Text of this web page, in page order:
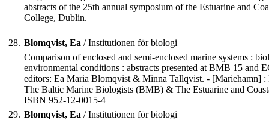
abstracts of the 25th annual symposium of the Estuarine and
College, Dublin.
28. Blomqvist, Ea / Institutionen för biologi
Comparison of enclosed and semi-enclosed marine systems :
environmental conditions : abstracts presented at BMB 15
editors: Ea Maria Blomqvist & Minna Tallqvist. - [Mariehamn]
The Baltic Marine Biologists (BMB) & The Estuarine and
ISBN 952-12-0015-4
29. Blomqvist, Ea / Institutionen för biologi